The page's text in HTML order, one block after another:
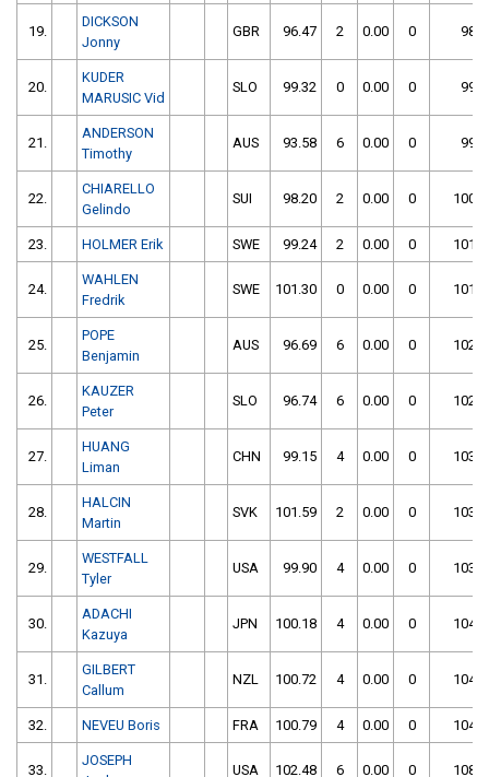
19.
DICKSON
Jonny
GBR 96.47 2 0.00 0
20.
KUDER
MARUSIC Vid
SLO 99.32 0 0.00 0
21.
ANDERSON
Timothy
AUS 93.58 6 0.00 0
22.
CHIARELLO
Gelindo
SUI 98.20 2 0.00 0
23. HOLMER Erik SWE 99.24 2 0.00 0
24.
WAHLEN
Fredrik
SWE 101.30 0 0.00 0
25.
POPE
Benjamin
AUS 96.69 6 0.00 0
26.
KAUZER
Peter
SLO 96.74 6 0.00 0
27.
HUANG
Liman
CHN 99.15 4 0.00 0
28.
HALCIN
Martin
SVK 101.59 2 0.00 0
29.
WESTFALL
Tyler
USA 99.90 4 0.00 0
30.
ADACHI
Kazuya
JPN 100.18 4 0.00 0
31.
GILBERT
Callum
NZL 100.72 4 0.00 0
32. NEVEU Boris FRA 100.79 4 0.00 0
33.
JOSEPH
USA 102.48 6 0.00 0